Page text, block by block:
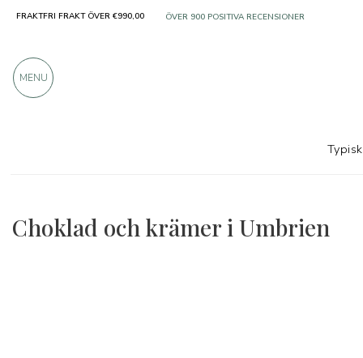
Choklad och krämer i Umbrien
FRAKTFRI FRAKT ÖVER €990,00 ÖVER 900 POSITIVA RECENSIONER
MENU